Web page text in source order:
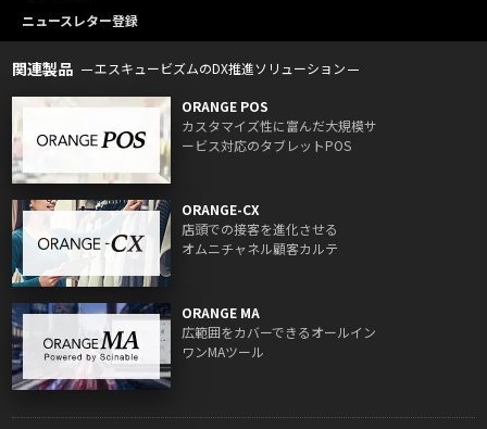
ニュースレター登録
関連製品 エスキュービズムのDX推進ソリューション
ORANGE POS
カスタマイズ性に富んだ大規模サ
ービス対応のタブレットPOS
ORANGE-CX
店頭での接客を進化させる
オムニチャネル顧客カルテ
ORANGE MA
広範囲をカバーできるオールイン
ワンMAツール